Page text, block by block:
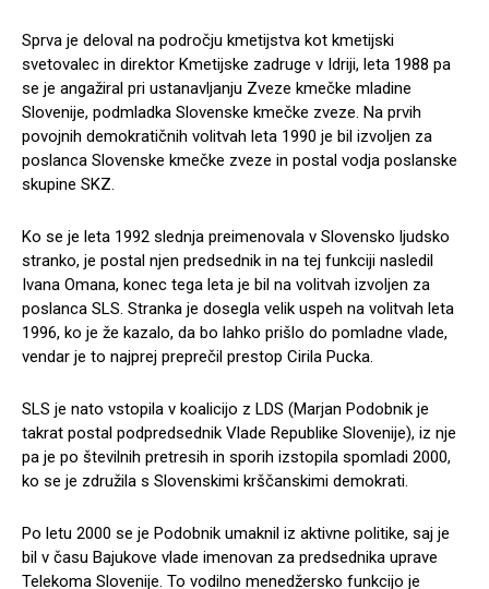
Sprva je deloval na področju kmetijstva kot kmetijski
svetovalec in direktor Kmetijske zadruge v Idriji, leta 1988 pa
se je angažiral pri ustanavljanju Zveze kmečke mladine
Slovenije, podmladka Slovenske kmečke zveze. Na prvih
povojnih demokratičnih volitvah leta 1990 je bil izvoljen za
poslanca Slovenske kmečke zveze in postal vodja poslanske
skupine SKZ.
Ko se je leta 1992 slednja preimenovala v Slovensko ljudsko
stranko, je postal njen predsednik in na tej funkciji nasledil
Ivana Omana, konec tega leta je bil na volitvah izvoljen za
poslanca SLS. Stranka je dosegla velik uspeh na volitvah leta
1996, ko je že kazalo, da bo lahko prišlo do pomladne vlade,
vendar je to najprej preprečil prestop Cirila Pucka.
SLS je nato vstopila v koalicijo z LDS (Marjan Podobnik je
takrat postal podpredsednik Vlade Republike Slovenije), iz nje
pa je po številnih pretresih in sporih izstopila spomladi 2000,
ko se je združila s Slovenskimi krščanskimi demokrati.
Po letu 2000 se je Podobnik umaknil iz aktivne politike, saj je
bil v času Bajukove vlade imenovan za predsednika uprave
Telekoma Slovenije. To vodilno menedžersko funkcijo je